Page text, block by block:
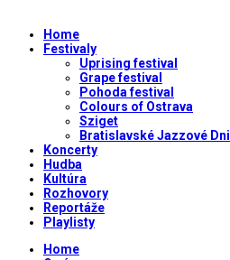
Home
Festivaly
Uprising festival
Grape festival
Pohoda festival
Colours of Ostrava
Sziget
Bratislavské Jazzové Dni
Koncerty
Hudba
Kultúra
Rozhovory
Reportáže
Playlisty
Home